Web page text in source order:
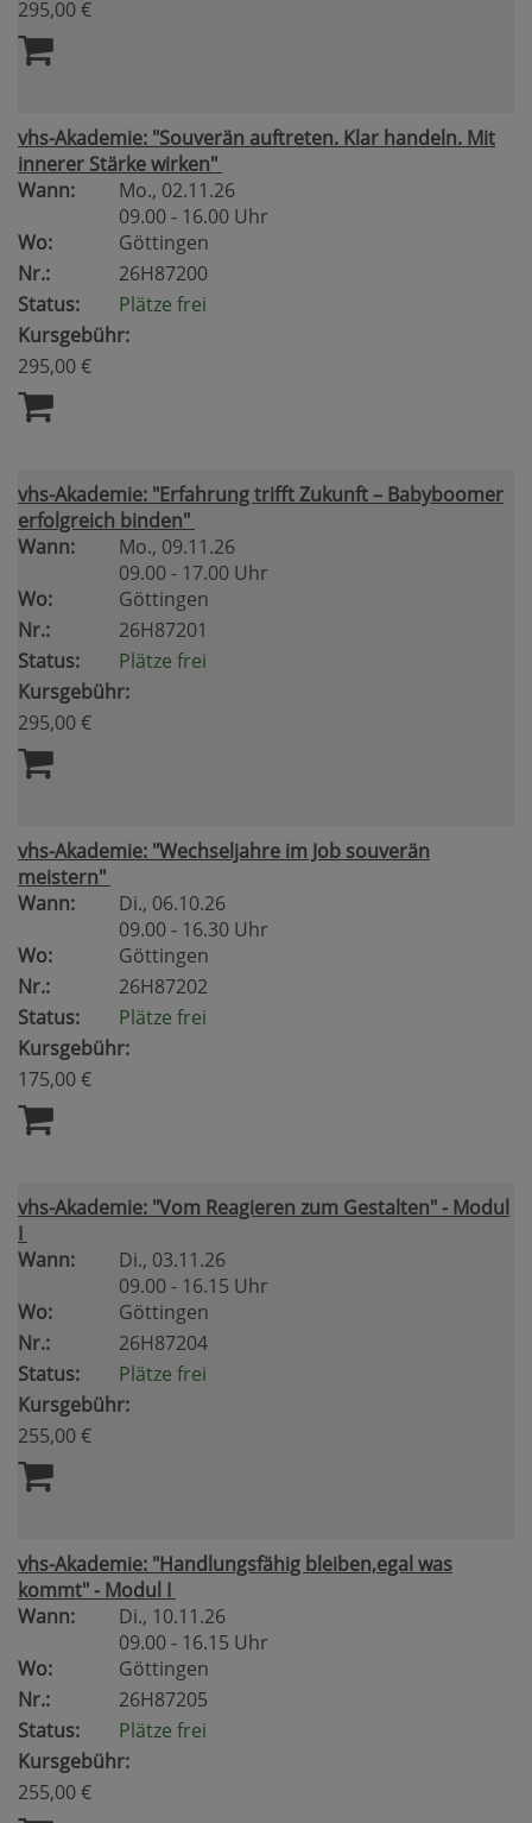
295,00 €
vhs-Akademie: "Souverän auftreten. Klar handeln. Mit
innerer Stärke wirken"
Wann:
Mo., 02.11.26
09.00 - 16.00 Uhr
Wo:
Göttingen
Nr.:
26H87200
Status:
Plätze frei
Kursgebühr:
295,00 €
vhs-Akademie: "Erfahrung trifft Zukunft – Babyboomer
erfolgreich binden"
Wann:
Mo., 09.11.26
09.00 - 17.00 Uhr
Wo:
Göttingen
Nr.:
26H87201
Status:
Plätze frei
Kursgebühr:
295,00 €
vhs-Akademie: "Wechseljahre im Job souverän
meistern"
Wann:
Di., 06.10.26
09.00 - 16.30 Uhr
Wo:
Göttingen
Nr.:
26H87202
Status:
Plätze frei
Kursgebühr:
175,00 €
vhs-Akademie: "Vom Reagieren zum Gestalten" - Modul
I
Wann:
Di., 03.11.26
09.00 - 16.15 Uhr
Wo:
Göttingen
Nr.:
26H87204
Status:
Plätze frei
Kursgebühr:
255,00 €
vhs-Akademie: "Handlungsfähig bleiben,egal was
kommt" - Modul I
Wann:
Di., 10.11.26
09.00 - 16.15 Uhr
Wo:
Göttingen
Nr.:
26H87205
Status:
Plätze frei
Kursgebühr:
255,00 €